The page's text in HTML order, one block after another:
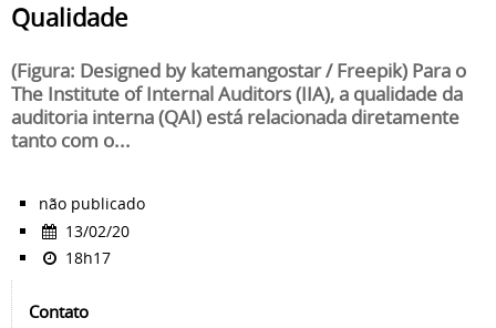
Qualidade
(Figura: Designed by katemangostar / Freepik) Para o
The Institute of Internal Auditors (IIA), a qualidade da
auditoria interna (QAI) está relacionada diretamente
tanto com o...
não publicado
13/02/20
18h17
Contato